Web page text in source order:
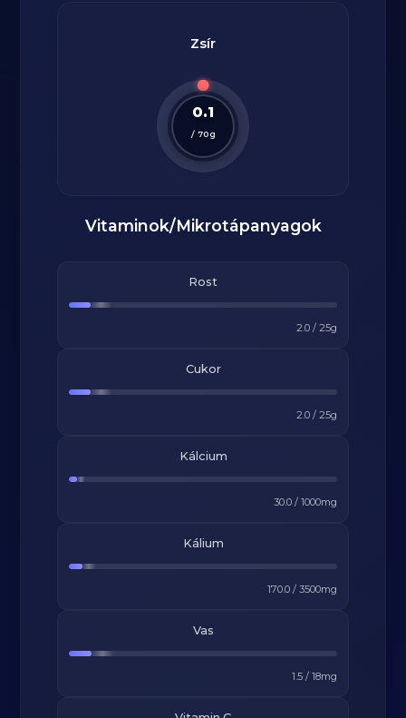
Zsír
0.1
/ 70g
Vitaminok/Mikrotápanyagok
Rost
2.0/ 25g
Cukor
2.0/ 25g
Kálcium
30.0/ 1000mg
Kálium
170.0/ 3500mg
Vas
1.5/ 18mg